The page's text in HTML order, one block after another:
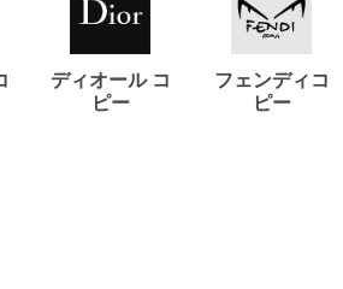
ディオール コ
ピー
フェンディコ
ピー